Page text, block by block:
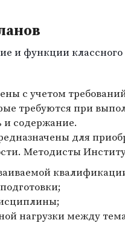
и функции
с учетом
требуются при
и содержание.
для
Методисты
нагрузки между